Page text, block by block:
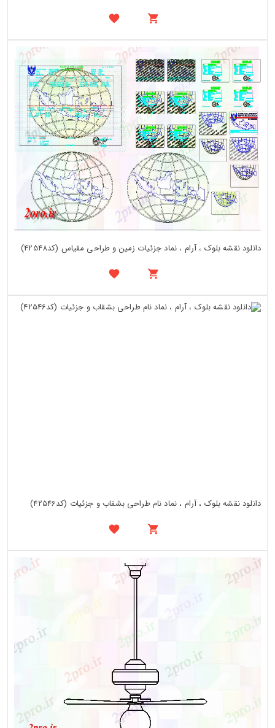
دانلود نقشه بلوک ، آرام ، نماد جزئیات زمین و طراحی مقیاس (کد42548)
دانلود نقشه بلوک ، آرام ، نماد نام طراحی بشقاب و جزئیات (کد42546)